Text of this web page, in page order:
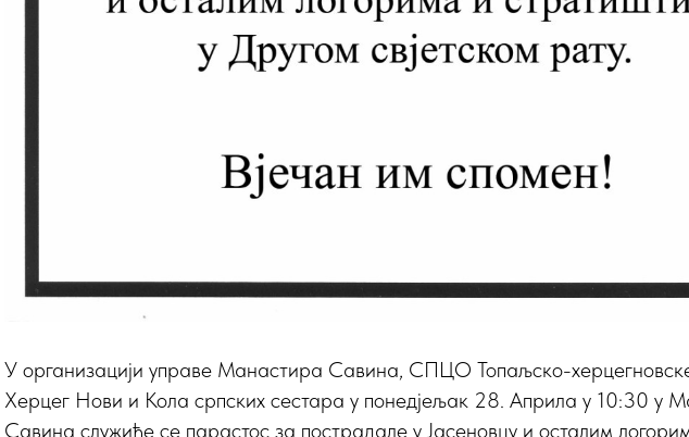
У организацији управе Манастира Савина, СПЦО Топаљско-
Херцег Нови и Кола српских сестара у понедјељак 28. Априла у 10:30 у
Савина служиће се парастос за пострадале у Јасеновцу и осталим